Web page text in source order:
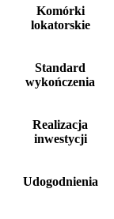
Komórki
lokatorskie
Standard
wykończenia
Realizacja
inwestycji
Udogodnienia